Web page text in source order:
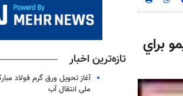
براي
تازه‌ترین اخبار
آغاز تحویل ورق گرم فولاد
ملی انتقال آب